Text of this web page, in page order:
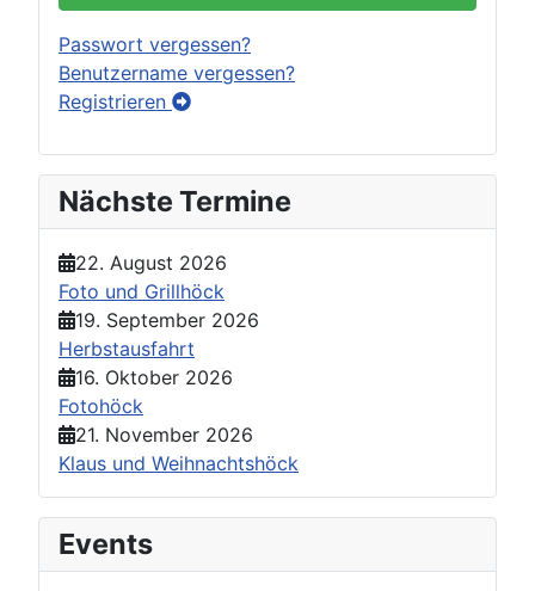
Passwort vergessen?
Benutzername vergessen?
Registrieren
Nächste Termine
22. August 2026
Foto und Grillhöck
19. September 2026
Herbstausfahrt
16. Oktober 2026
Fotohöck
21. November 2026
Klaus und Weihnachtshöck
Events